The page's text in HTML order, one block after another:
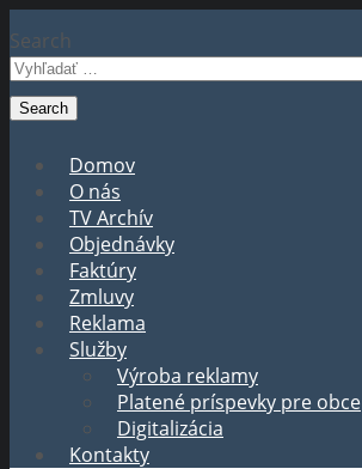
Search
Domov
O nás
TV Archív
Objednávky
Faktúry
Zmluvy
Reklama
Služby
Výroba reklamy
Platené príspevky pre obce
Digitalizácia
Kontakty